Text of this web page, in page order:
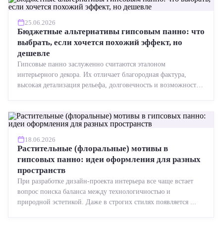
25.06.2026
Бюджетные альтернативы гипсовым панно: что
выбрать, если хочется похожий эффект, но
дешевле
Гипсовые панно заслуженно считаются эталоном
интерьерного декора. Их отличает благородная фактура,
высокая детализация рельефа, долговечность и возможность
18.06.2026
Растительные (флоральные) мотивы в
гипсовых панно: идеи оформления для разных
пространств
При разработке дизайн-проекта интерьера все чаще встает
вопрос поиска баланса между технологичностью и
природной эстетикой. Даже в строгих стилях появляется ...